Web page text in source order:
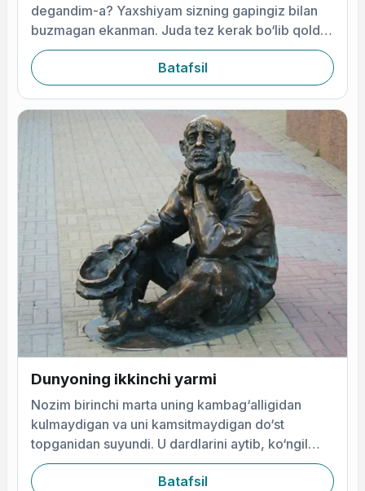
degandim-a? Yaxshiyam sizning gapingiz bilan
buzmagan ekanman. Juda tez kerak bo‘lib qoldi,
usta Marsel
Batafsil
Dunyoning ikkinchi yarmi
Nozim birinchi marta uning kambag‘alligidan
kulmaydigan va uni kamsitmaydigan do‘st
topganidan suyundi. U dardlarini aytib, ko‘ngil
chigilini yozdi.
Batafsil